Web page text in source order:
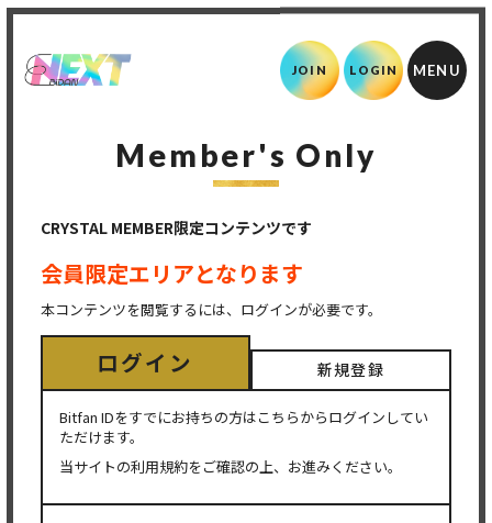
JOIN LOGIN
Member's Only
CRYSTAL MEMBER限定コンテンツです
会員限定エリアとなります
本コンテンツを閲覧するには、ログインが必要です。
ログイン 新規登録
Bitfan IDをすでにお持ちの方はこちらからログインしてい
ただけます。
当サイトの利用規約をご確認の上、お進みください。